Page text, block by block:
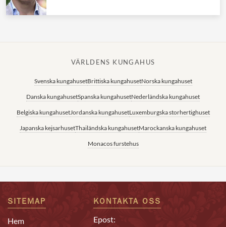
VÄRLDENS KUNGAHUS
Svenska kungahusetBrittiska kungahusetNorska kungahuset
Danska kungahusetSpanska kungahusetNederländska kungahuset
Belgiska kungahusetJordanska kungahusetLuxemburgska storhertighuset
Japanska kejsarhusetThailändska kungahusetMarockanska kungahuset
Monacos furstehus
SITEMAP
Hem
KONTAKTA OSS
Epost: